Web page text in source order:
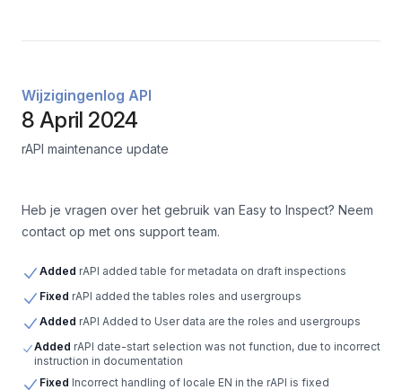
Wijzigingenlog API
8 April 2024
rAPI maintenance update
Heb je vragen over het gebruik van Easy to Inspect? Neem
contact op met ons support team.
Added rAPI added table for metadata on draft inspections
Fixed rAPI added the tables roles and usergroups
Added rAPI Added to User data are the roles and usergroups
Added rAPI date-start selection was not function, due to incorrect
instruction in documentation
Fixed Incorrect handling of locale EN in the rAPI is fixed